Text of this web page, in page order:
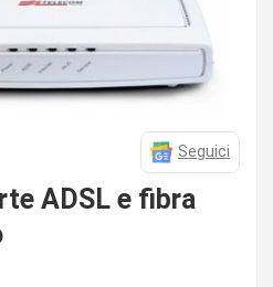
Seguici
ADSL e fibra